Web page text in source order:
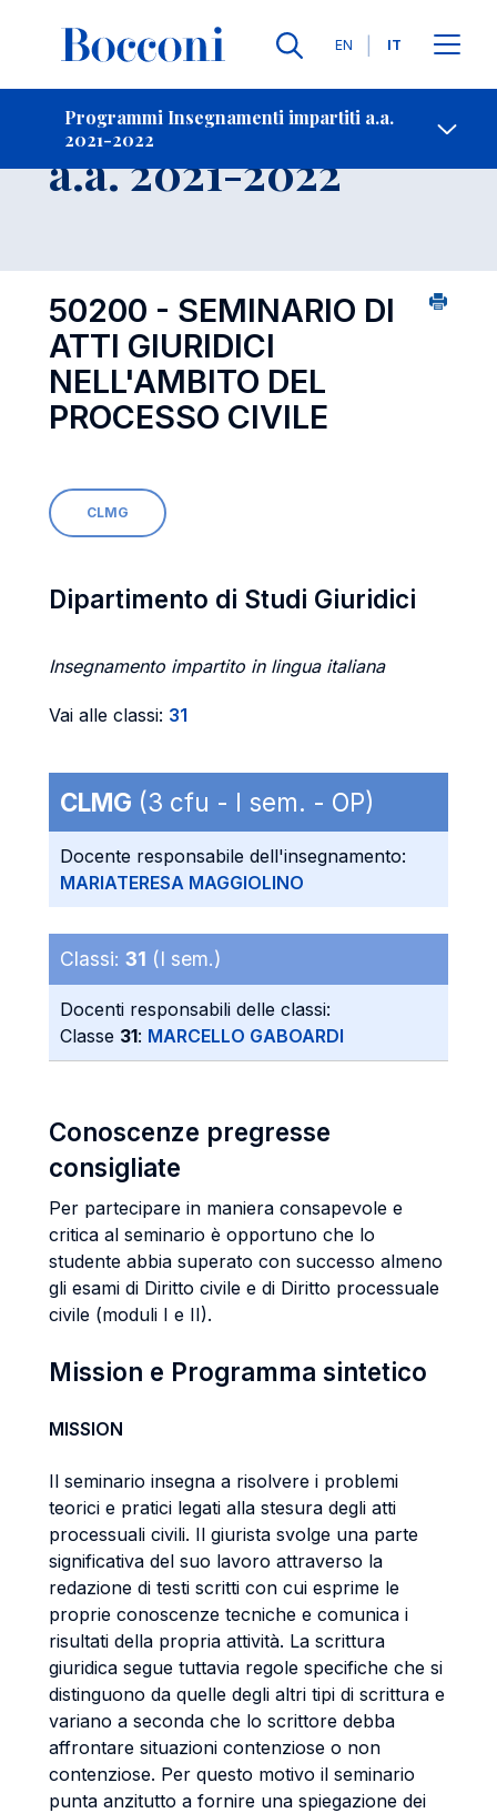
Lingue
EN IT
Programmi Insegnamenti impartiti a.a.
2021-2022
Contatti
Insegnamento
a.a. 2021-2022
50200 - SEMINARIO DI
ATTI GIURIDICI
NELL'AMBITO DEL
PROCESSO CIVILE
CLMG
Dipartimento di Studi Giuridici
Insegnamento impartito in lingua italiana
Vai alle classi: 31
CLMG (3 cfu - I sem. - OP)
Docente responsabile dell'insegnamento:
MARIATERESA MAGGIOLINO
Classi: 31 (I sem.)
Docenti responsabili delle classi:
Classe 31: MARCELLO GABOARDI
Conoscenze pregresse
consigliate
Per partecipare in maniera consapevole e
critica al seminario è opportuno che lo
studente abbia superato con successo almeno
gli esami di Diritto civile e di Diritto processuale
civile (moduli I e II).
Mission e Programma sintetico
MISSION
Il seminario insegna a risolvere i problemi
teorici e pratici legati alla stesura degli atti
processuali civili. Il giurista svolge una parte
significativa del suo lavoro attraverso la
redazione di testi scritti con cui esprime le
proprie conoscenze tecniche e comunica i
risultati della propria attività. La scrittura
giuridica segue tuttavia regole specifiche che si
distinguono da quelle degli altri tipi di scrittura e
variano a seconda che lo scrittore debba
affrontare situazioni contenziose o non
contenziose. Per questo motivo il seminario
punta anzitutto a fornire una spiegazione dei